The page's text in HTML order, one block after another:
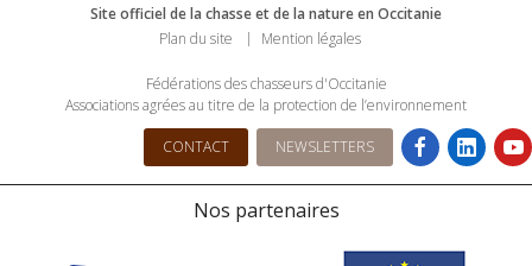
Site officiel de la chasse et de la nature en Occitanie
Plan du site
Mention légales
Fédérations des chasseurs d'Occitanie
Associations agrées au titre de la protection de l’environnement
CONTACT NEWSLETTERS
Nos partenaires